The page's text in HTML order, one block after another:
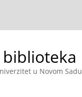
u Novom Sadu